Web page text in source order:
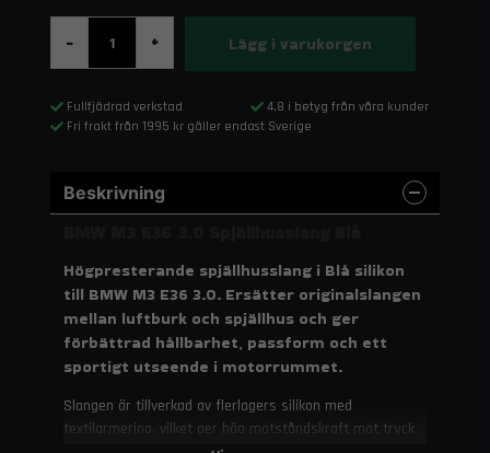
- + Lägg i varukorgen
Fullfjädrad verkstad
4,8 i betyg från våra kunder
Fri frakt från 1995 kr gäller endast Sverige
Beskrivning
Högpresterande spjällhusslang i Blå silikon
till BMW M3 E36 3.0. Ersätter originalslangen
mellan luftburk och spjällhus och ger
förbättrad hållbarhet, passform och ett
sportigt utseende i motorrummet.
Slangen är tillverkad av flerlagers silikon med
textilarmering, vilket ger hög motståndskraft mot tryck,